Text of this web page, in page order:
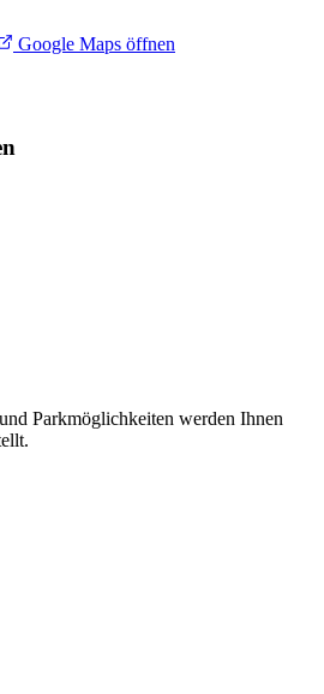
Google Maps öffnen
Parkmöglichkeiten werden Ihnen